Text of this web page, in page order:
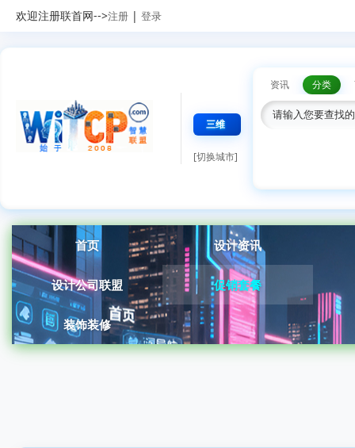
欢迎注册联首网-->注册 | 登录
三维
[切换城市]
资讯 分类
首页 设计资讯
设计公司联盟 促销套餐
装饰装修